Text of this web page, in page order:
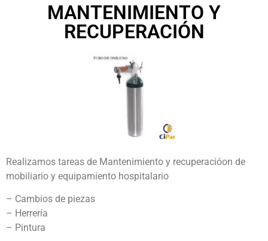
MANTENIMIENTO Y
RECUPERACIÓN
Realizamos tareas de Mantenimiento y recuperacióon de
mobiliario y equipamiento hospitalario
– Cambios de piezas
– Herrería
– Pintura